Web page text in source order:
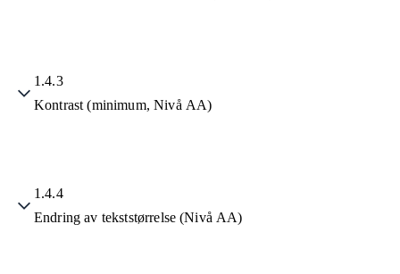
1.4.3
Kontrast (minimum, Nivå AA)
1.4.4
Endring av tekststørrelse (Nivå AA)